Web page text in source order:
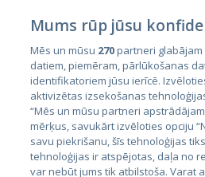
Valstis
Igaunija
Latvija
Lietuva
Mums rūp jūsu
Mēs un mūsu 270partneri
datiem, piemēram, pārlūkošanas
identifikatoriem jūsu ierīcē.
aktivizētas izsekošanas
“Mēs un mūsu partneri
mērķus, savukārt izvēloties opciju
savu piekrišanu, šīs tehnoloģijas
tehnoloģijas ir atspējotas, daļa no
var nebūt jums tik atbilstoša. Varat